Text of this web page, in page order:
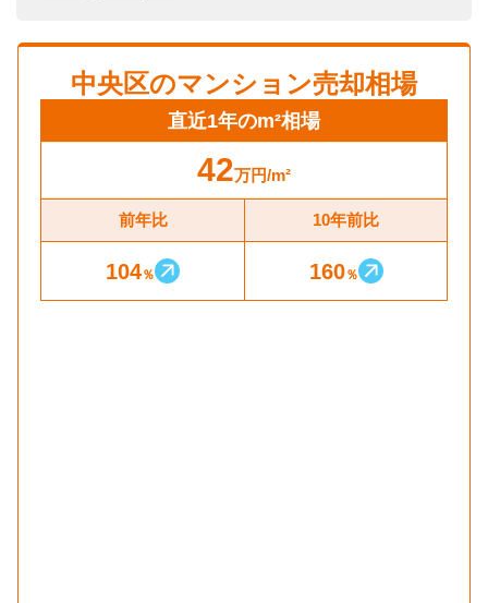
中央区のマンション売却相場
直近1年のm²相場
42万円/m²
前年比 10年前比
104％ 160％